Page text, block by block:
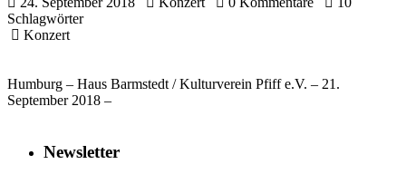
Schlagwörter
Konzert
Humburg – Haus Barmstedt / Kulturverein Pfiff e.V. – 21.
September 2018 –
Newsletter